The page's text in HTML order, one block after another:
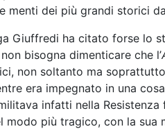
menti dei più grandi storici
Giuffredi ha citato forse lo
bisogna dimenticare che l’
non soltanto ma
era impegnato in una
infatti nella
modo più tragico, con la